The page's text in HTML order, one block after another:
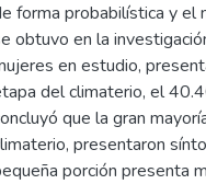
forma probabilística y el
obtuvo en la
en estudio,
del climaterio, el
que la gran
presentaron
porción presenta